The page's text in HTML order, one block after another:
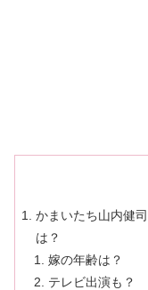
かまいたち山内健
は？
嫁の年齢は？
テレビ出演も？